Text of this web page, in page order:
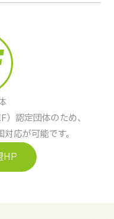
）認定団体のため、
応が可能です。
HP